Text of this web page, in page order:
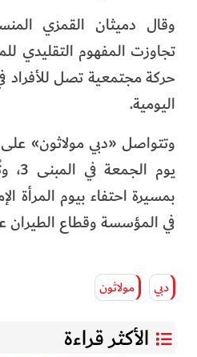
وقال دميثان القمزي
تجاوزت المفهوم التقليدي
حركة مجتمعية تصل للأفراد
اليومية.
وتتواصل «دبي مولاثون»
بمسيرة احتفاء بيوم المرأة
في المؤسسة وقطاع الطيران
دبي مولاثون
الأكثر قراءة